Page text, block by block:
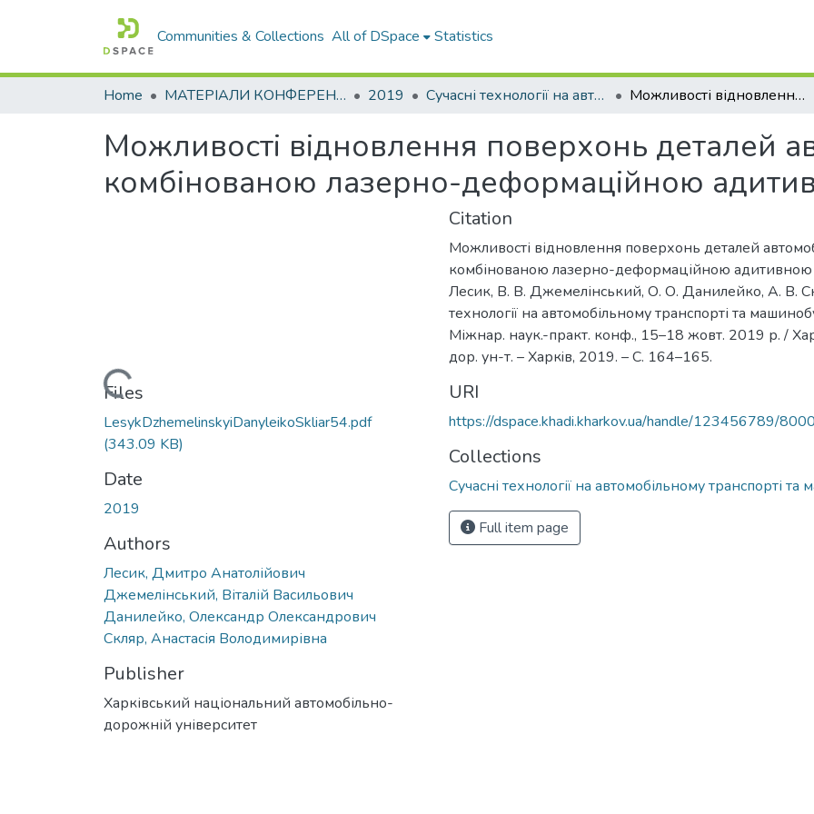
Communities & Collections All of DSpace Statistics
Home МАТЕРІАЛИ КОНФЕРЕНЦІЙ 2019 Сучасні технології на автомобільному транспорті та машинобудуванні Можливості відновлення поверхонь деталей автомобілів комбінованою лазерно-деформаційною адитивною технологією
Можливості відновлення поверхонь деталей
комбінованою лазерно-деформаційною
Loading...
Files
LesykDzhemelinskyiDanyleikoSkliar54.pdf
(343.09 KB)
Date
2019
Authors
Лесик, Дмитро Анатолійович
Джемелінський, Віталій Васильович
Данилейко, Олександр Олександрович
Скляр, Анастасія Володимирівна
Publisher
Харківський національний автомобільно-
дорожній університет
Citation
Можливості відновлення поверхонь деталей
комбінованою лазерно-деформаційною адитивною
Лесик, В. В. Джемелінський, О. О. Данилейко, А. В.
технології на автомобільному транспорті та
Міжнар. наук.-практ. конф., 15–18 жовт. 2019 р. /
дор. ун-т. – Харкiв, 2019. – С. 164–165.
URI
https://dspace.khadi.kharkov.ua/handle/123456789/8000
Collections
Сучасні технології на автомобільному транспорті
Full item page